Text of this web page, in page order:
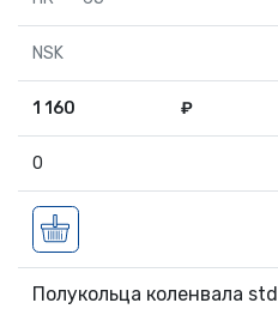
NSK
1 160 ₽
0
Полукольца коленвала std